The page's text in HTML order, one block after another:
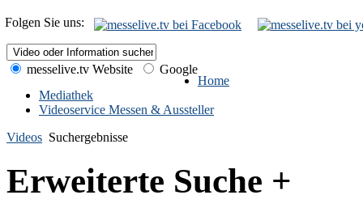
Folgen Sie uns:
messelive.tv Website
Google
Home
Mediathek
Videoservice Messen & Aussteller
Videos Suchergebnisse
Erweiterte Suche +